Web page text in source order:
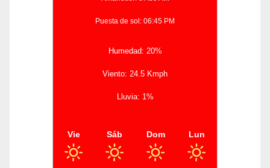
Puesta de sol: 06:45 PM
Humedad: 20%
Viento: 24.5 Kmph
Lluvia: 1%
Vie Sáb Dom Lun